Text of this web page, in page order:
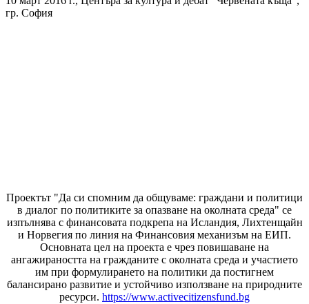
гр. София
Проектът "Да си спомним да общуваме: граждани и политици
в диалог по политиките за опазване на околната среда" се
изпълнява с финансовата подкрепа на Исландия, Лихтенщайн
и Норвегия по линия на Финансовия механизъм на ЕИП.
Основната цел на проекта е чрез повишаване на
ангажираността на гражданите с околната среда и участието
им при формулирането на политики да постигнем
балансирано развитие и устойчиво използване на природните
ресурси. https://www.activecitizensfund.bg